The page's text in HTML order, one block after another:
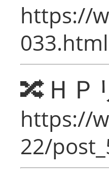
https://
033.html
🔀ＨＰ
https://
22/